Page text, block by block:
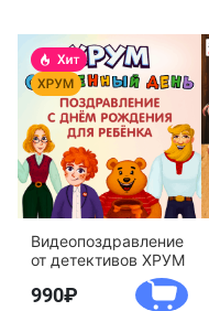
Видеопоздравление
от детективов ХРУМ
990